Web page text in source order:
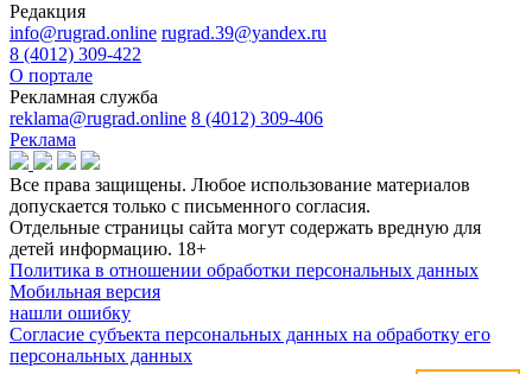
Редакция
info@rugrad.online rugrad.39@yandex.ru
8 (4012) 309-422
О портале
Рекламная служба
reklama@rugrad.online 8 (4012) 309-406
Реклама
Все права защищены. Любое использование материалов
допускается только с письменного согласия.
Отдельные страницы сайта могут содержать вредную для
детей информацию. 18+
Политика в отношении обработки персональных данных
Мобильная версия
нашли ошибку
Согласие субъекта персональных данных на обработку его
персональных данных